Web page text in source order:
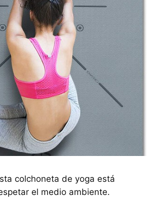
colchoneta de yoga está
el medio ambiente.